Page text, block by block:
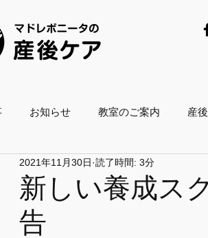
お知らせ 教室のご案内 産
スクール2021 養成スクール2022
ルエクササイズ指導士
新しい養成ス
告
2021年11月30日 読了時間: 3分